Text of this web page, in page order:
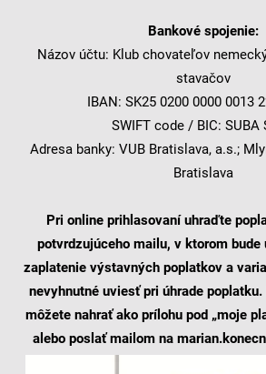
Bankové spojenie:
Názov účtu: Klub chovateľov
stavačov
IBAN: SK25 0200 0000 0013
SWIFT code / BIC: SUBA
Adresa banky: VUB Bratislava, a.s.;
Bratislava
Pri online prihlasovaní uhraďte
potvrdzujúceho mailu, v ktorom bude
zaplatenie výstavných poplatkov a
nevyhnutné uviesť pri úhrade
môžete nahrať ako prílohu pod „moje
alebo poslať mailom na